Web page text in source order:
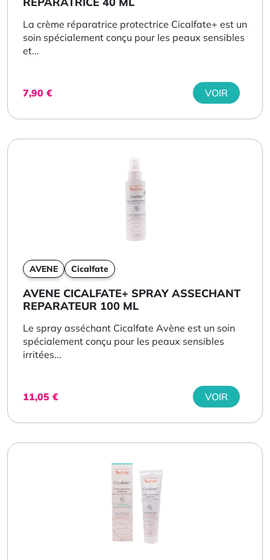
La crème réparatrice protectrice Cicalfate+ est un
soin spécialement conçu pour les peaux sensibles
et...
7,90 € VOIR
AVENE Cicalfate
AVENE CICALFATE+ SPRAY ASSECHANT
REPARATEUR 100 ML
Le spray asséchant Cicalfate Avène est un soin
spécialement conçu pour les peaux sensibles
irritées...
11,05 € VOIR